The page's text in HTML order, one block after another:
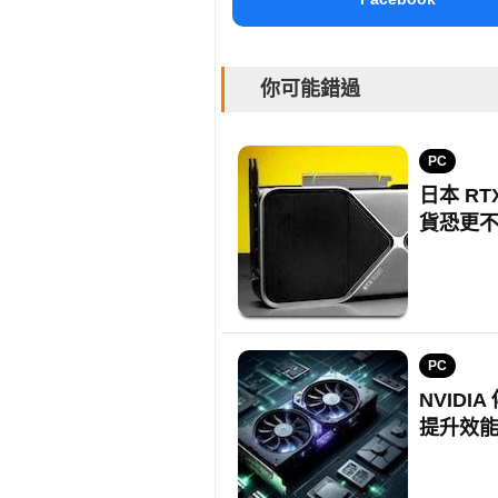
你可能錯過
PC
日本
貨恐更
PC
NVIDIA
提升效能